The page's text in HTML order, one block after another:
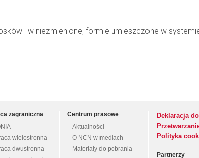
i w niezmienionej formie umieszczone w
zagraniczna
wielostronna
dwustronna
Centrum prasowe
Aktualności
O NCN w mediach
Materiały do pobrania
Deklaracja
Polityka
Partnerzy